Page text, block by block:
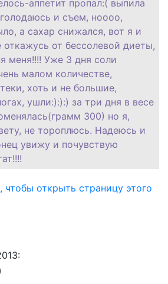
аппетит пропал:( выпила
и съем, ноооо,
а сахар снижался, вот я и
от бессолевой диеты,
меня!!!! Уже 3 дня соли
малом количестве,
хоть и не большие,
ушли:):):) за три дня в весе
300) но я,
не тороплюсь. Надеюсь и
увижу и почувствую